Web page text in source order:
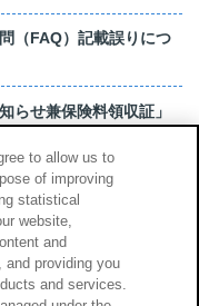
（FAQ）記載誤りにつ
らせ兼保険料領収証」
）記載誤りについて
to allow us to
of improving
statistical
website,
and
and providing you
and services.